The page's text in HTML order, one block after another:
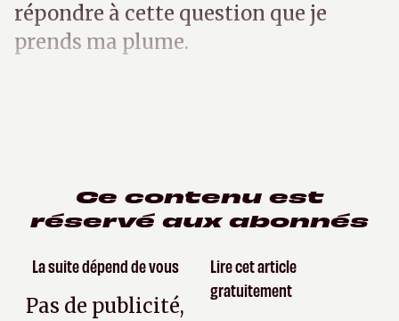
répondre à cette question que je
prends ma plume.
Ce contenu est
réservé aux abonnés
La suite dépend de vous
Pas de publicité,
Lire cet article
gratuitement